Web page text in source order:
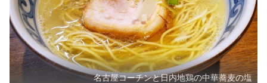
名古屋コーチンと日内地鶏の中華蕎麦の塩